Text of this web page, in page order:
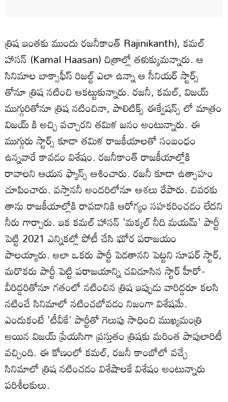
త్రిష ఇంతకు ముందు రజనీకాంత్ Rajinikanth), కమల్
హాసన్ (Kamal Haasan) చిత్రాల్లో తళుక్కుమన్నారు. ఆ
సినిమాల బాక్సాఫీస్ రిజల్ట్ ఎలా ఉన్నా ఆ సీనియర్ స్టార్స్
తోనూ త్రిష నటించి ఆకట్టుకున్నారు. రజనీ, కమల్, విజయ్
ముగ్గురితోనూ త్రిష నటించినా, పాలిటిక్స్ ఈక్వేషన్స్ లో మాత్రం
విజయ్ కి అచ్చి వచ్చారని తమిళ జనం అంటున్నారు. ఈ
ముగ్గురు స్టార్స్ కూడా తమిళ రాజకీయాలతో సంబంధం
ఉన్నవారే కావడం విశేషం. రజనీకాంత్ రాజకీయాల్లోకి
రావాలని ఆయన ఫ్యాన్స్ ఆశించారు. రజనీ కూడా ఉత్సాహం
చూపించారు. వస్తాననీ అందరిలోనూ ఆశలు రేపారు. చివరకు
తాను రాజకీయాల్లోకి రావడానికి ఆరోగ్యం సహకరించడం లేదని
నీరు గార్చారు. ఇక కమల్ హాసన్ 'మక్కల్ నీది మయమ్' పార్టీ
పెట్టి 2021 ఎన్నికల్లో పోటీ చేసి ఘోర పరాజయం
పాలయ్యారు. అలా ఒకరు పార్టీ పెడతానని పెట్టని సూపర్ స్టార్,
మరొకరు పార్టీ పెట్టి పరాజయాన్ని చవిచూసిన స్టార్ హీరో-
వీరిద్దరితోనూ గతంలో నటించిన త్రిష ఇప్పుడు వారిద్దరూ కలసి
నటించే సినిమాలో నటించబోవడం నిజంగా విశేషమే.
ఎందుకంటే 'టీవీకే' పార్టీతో గెలుపు సాధించి ముఖ్యమంత్రి
అయిన విజయ్ ప్రేయసిగా ప్రస్తుతం త్రిషకు మరింత పాపులారిటీ
వచ్చింది. ఈ కోణంలో కమల్, రజనీ కాంబోలో వచ్చే
సినిమాలో త్రిష నటించడం విశేషాలకే విశేషం అంటున్నారు
పరిశీలకులు.